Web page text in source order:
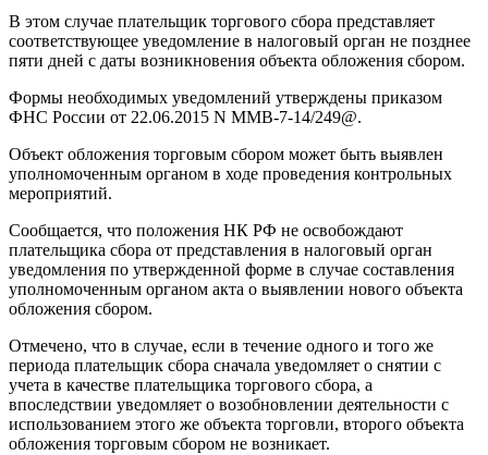
В этом случае плательщик торгового сбора представляет
соответствующее уведомление в налоговый орган не позднее
пяти дней с даты возникновения объекта обложения сбором.
Формы необходимых уведомлений утверждены приказом
ФНС России от 22.06.2015 N ММВ-7-14/249@.
Объект обложения торговым сбором может быть выявлен
уполномоченным органом в ходе проведения контрольных
мероприятий.
Сообщается, что положения НК РФ не освобождают
плательщика сбора от представления в налоговый орган
уведомления по утвержденной форме в случае составления
уполномоченным органом акта о выявлении нового объекта
обложения сбором.
Отмечено, что в случае, если в течение одного и того же
периода плательщик сбора сначала уведомляет о снятии с
учета в качестве плательщика торгового сбора, а
впоследствии уведомляет о возобновлении деятельности с
использованием этого же объекта торговли, второго объекта
обложения торговым сбором не возникает.